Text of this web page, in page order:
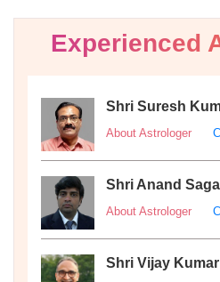
Experienced
Shri Suresh
About Astrologer
Shri Anand
About Astrologer
Shri Vijay Kumar